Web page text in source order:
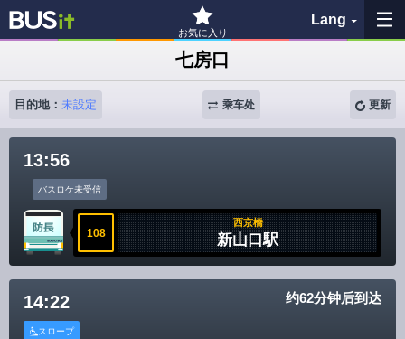
お気に入り
Lang
收藏夹
搜索巴士站
各バス会社リンク先
七房口
目的地： 未設定 更新
乘车处
13:56
バスロケ未受信
108
西京橋
新山口駅
14:22 约62分钟后到达
スロープ